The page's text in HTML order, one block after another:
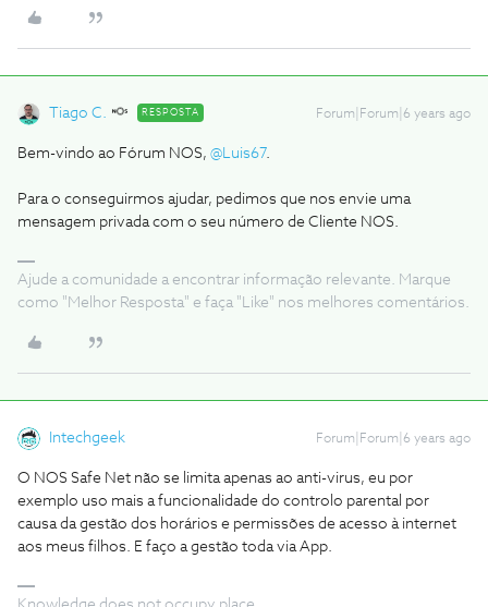
Tiago C. RESPOSTA Forum|Forum|6 years ago
Bem-vindo ao Fórum NOS, @Luis67.
Para o conseguirmos ajudar, pedimos que nos envie uma
mensagem privada com o seu número de Cliente NOS.
Ajude a comunidade a encontrar informação relevante. Marque
como "Melhor Resposta" e faça "Like" nos melhores comentários.
Intechgeek Forum|Forum|6 years ago
O NOS Safe Net não se limita apenas ao anti-virus, eu por
exemplo uso mais a funcionalidade do controlo parental por
causa da gestão dos horários e permissões de acesso à internet
aos meus filhos. E faço a gestão toda via App.